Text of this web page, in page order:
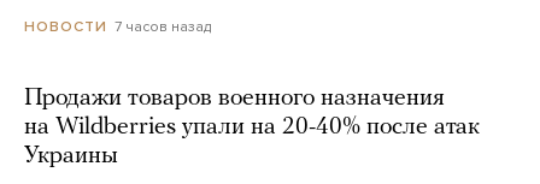
НОВОСТИ 7 часов назад
Продажи товаров военного назначения
на Wildberries упали на 20-40% после атак
Украины